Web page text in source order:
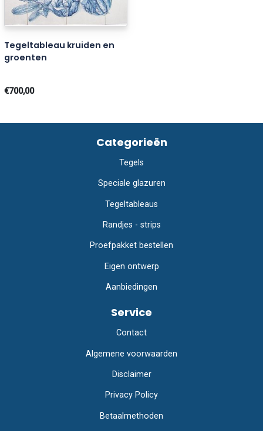
Tegeltableau kruiden en
groenten
€700,00
Categorieën
Tegels
Speciale glazuren
Tegeltableaus
Randjes - strips
Proefpakket bestellen
Eigen ontwerp
Aanbiedingen
Service
Contact
Algemene voorwaarden
Disclaimer
Privacy Policy
Betaalmethoden